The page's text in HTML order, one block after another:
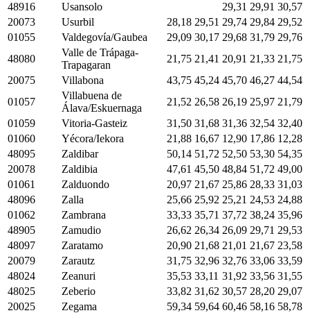
48916
Usansolo 29,31 29,91 30,57
20073
Usurbil 28,18 29,51 29,74 29,84 29,52
01055
Valdegovía/Gaubea 29,09 30,17 29,68 31,79 29,76
48080
Valle de Trápaga-
Trapagaran
21,75 21,41 20,91 21,33 21,75
20075
Villabona 43,75 45,24 45,70 46,27 44,54
01057
Villabuena de
Álava/Eskuernaga
21,52 26,58 26,19 25,97 21,79
01059
Vitoria-Gasteiz 31,50 31,68 31,36 32,54 32,40
01060
Yécora/Iekora 21,88 16,67 12,90 17,86 12,28
48095
Zaldibar 50,14 51,72 52,50 53,30 54,35
20078
Zaldibia 47,61 45,50 48,84 51,72 49,00
01061
Zalduondo 20,97 21,67 25,86 28,33 31,03
48096
Zalla 25,66 25,92 25,21 24,53 24,88
01062
Zambrana 33,33 35,71 37,72 38,24 35,96
48905
Zamudio 26,62 26,34 26,09 29,71 29,53
48097
Zaratamo 20,90 21,68 21,01 21,67 23,58
20079
Zarautz 31,75 32,96 32,76 33,06 33,59
48024
Zeanuri 35,53 33,11 31,92 33,56 31,55
48025
Zeberio 33,82 31,62 30,57 28,20 29,07
20025
Zegama 59,34 59,64 60,46 58,16 58,78